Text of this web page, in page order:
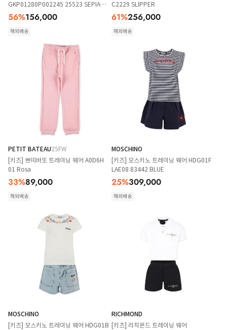
GKP01280P002245 25523 SEPIA
ROSE
56%156,000
해외배송
C2229 SLIPPER
61%256,000
해외배송
PETIT BATEAU25FW
[키즈] 쁘띠바또 트레이닝 웨어 A0D6H
01 Rosa
33%89,000
해외배송
MOSCHINO
[키즈] 모스키노 트레이닝 웨어 HDG01F
LAE08 83442 BLUE
25%309,000
해외배송
MOSCHINO
[키즈] 모스키노 트레이닝 웨어 HDG01B
RICHMOND
[키즈] 리치몬드 트레이닝 웨어